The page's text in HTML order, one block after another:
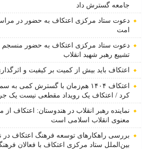
جامعه گسترش داد
دعوت ستاد مرکزی اعتکاف به حضور در
امت
دعوت ستاد مرکزی اعتکاف به حضور منسجم
تشییع رهبر شهید انقلاب
اعتکاف باید بیش از کمیت بر کیفیت و
اعتکاف ۱۴۰۴ هم‌زمان با گسترش
کرد / اعتکاف یک رویداد مقطعی نیست یک
نماینده رهبر انقلاب در هندوستان: اعتکاف از
معنوی انقلاب اسلامی است
بررسی راهکارهای توسعه فرهنگ اعتکاف در
بین‌الملل ستاد مرکزی اعتکاف با فعالان